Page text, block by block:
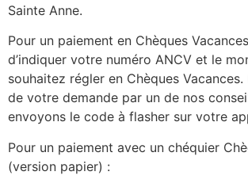
Sainte Anne.
Pour un paiement en Chèques
d’indiquer votre numéro ANCV et le
souhaitez régler en Chèques
de votre demande par un de nos
envoyons le code à flasher sur votre
Pour un paiement avec un chéquier
(version papier) :